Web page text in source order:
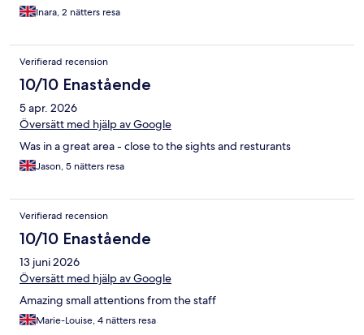
Inara, 2 nätters resa
Verifierad recension
10/10 Enastående
5 apr. 2026
Översätt med hjälp av Google
Was in a great area - close to the sights and resturants
Jason, 5 nätters resa
Verifierad recension
10/10 Enastående
13 juni 2026
Översätt med hjälp av Google
Amazing small attentions from the staff
Marie-Louise, 4 nätters resa